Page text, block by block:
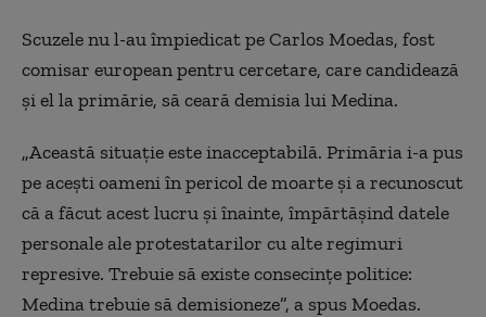
Scuzele nu l-au împiedicat pe Carlos Moedas, fost
comisar european pentru cercetare, care candidează
și el la primărie, să ceară demisia lui Medina.
„Această situație este inacceptabilă. Primăria i-a pus
pe acești oameni în pericol de moarte și a recunoscut
că a făcut acest lucru și înainte, împărtășind datele
personale ale protestatarilor cu alte regimuri
represive. Trebuie să existe consecințe politice:
Medina trebuie să demisioneze”, a spus Moedas.